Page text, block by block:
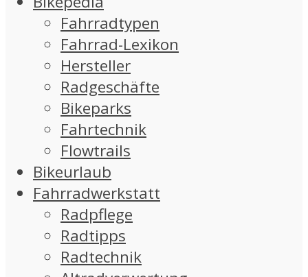
Fahrradtypen
Fahrrad-Lexikon
Hersteller
Radgeschäfte
Bikeparks
Fahrtechnik
Flowtrails
Bikeurlaub
Fahrradwerkstatt
Radpflege
Radtipps
Radtechnik